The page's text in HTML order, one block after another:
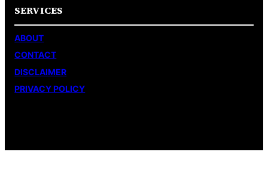
SERVICES
ABOUT
CONTACT
DISCLAIMER
PRIVACY POLICY